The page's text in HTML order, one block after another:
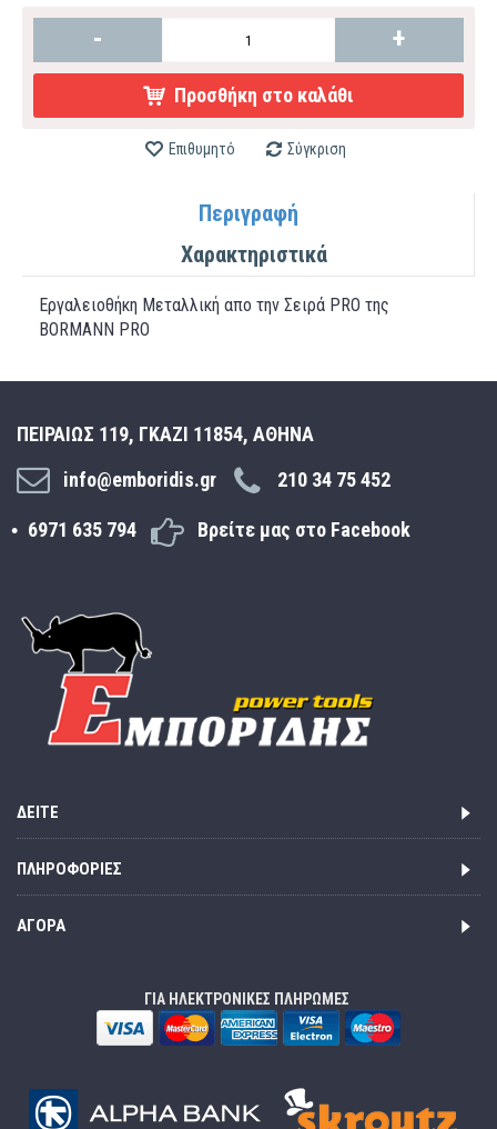
- +
Προσθήκη στο καλάθι
Επιθυμητό Σύγκριση
Περιγραφή
Χαρακτηριστικά
Εργαλειoθήκη Μεταλλική απο την Σειρά PRO της
ΒΟRMΑΝΝ PRO
ΠΕΙΡΑΙΩΣ 119, ΓΚΑΖΙ 11854, ΑΘΗΝΑ
info@emboridis.gr
210 34 75 452
6971 635 794 Βρείτε μας στο Facebook
ΔΕΊΤΕ
ΠΛΗΡΟΦΟΡΊΕΣ
ΑΓΟΡΆ
ΓΙΑ ΗΛΕΚΤΡΟΝΙΚΕΣ ΠΛΗΡΩΜΕΣ